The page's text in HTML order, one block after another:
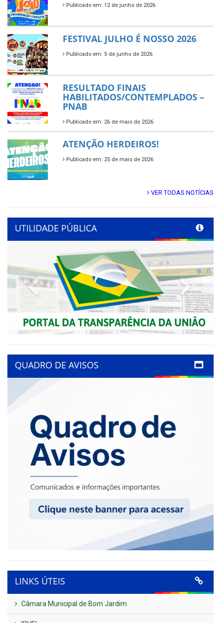
Publicado em: 12 de junho de 2026
FESTIVAL JULHO É NOSSO 2026
Publicado em: 5 de junho de 2026
RESULTADO FINAIS
HABILITADOS/CONTEMPLADOS –
PNAB
Publicado em: 26 de maio de 2026
ATENÇÃO HERDEIROS!
Publicado em: 25 de maio de 2026
VER TODAS NOTÍCIAS
UTILIDADE PÚBLICA
Previous Next
QUADRO DE AVISOS
LINKS ÚTEIS
Câmara Municipal de Bom Jardim